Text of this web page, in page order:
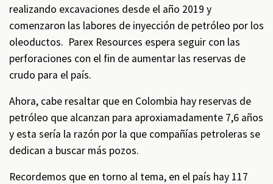
realizando excavaciones desde el año 2019 y
comenzaron las labores de inyección de petróleo por los
oleoductos. Parex Resources espera seguir con las
perforaciones con el fin de aumentar las reservas de
crudo para el país.
Ahora, cabe resaltar que en Colombia hay reservas de
petróleo que alcanzan para aproxiamadamente 7,6 años
y esta sería la razón por la que compañías petroleras se
dedican a buscar más pozos.
Recordemos que en torno al tema, en el país hay 117